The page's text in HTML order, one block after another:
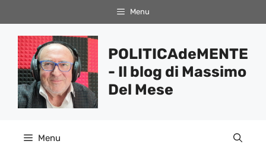
al
contenuto
Menu
POLITICAdeMENTE
- Il blog di Massimo
Del Mese
Menu